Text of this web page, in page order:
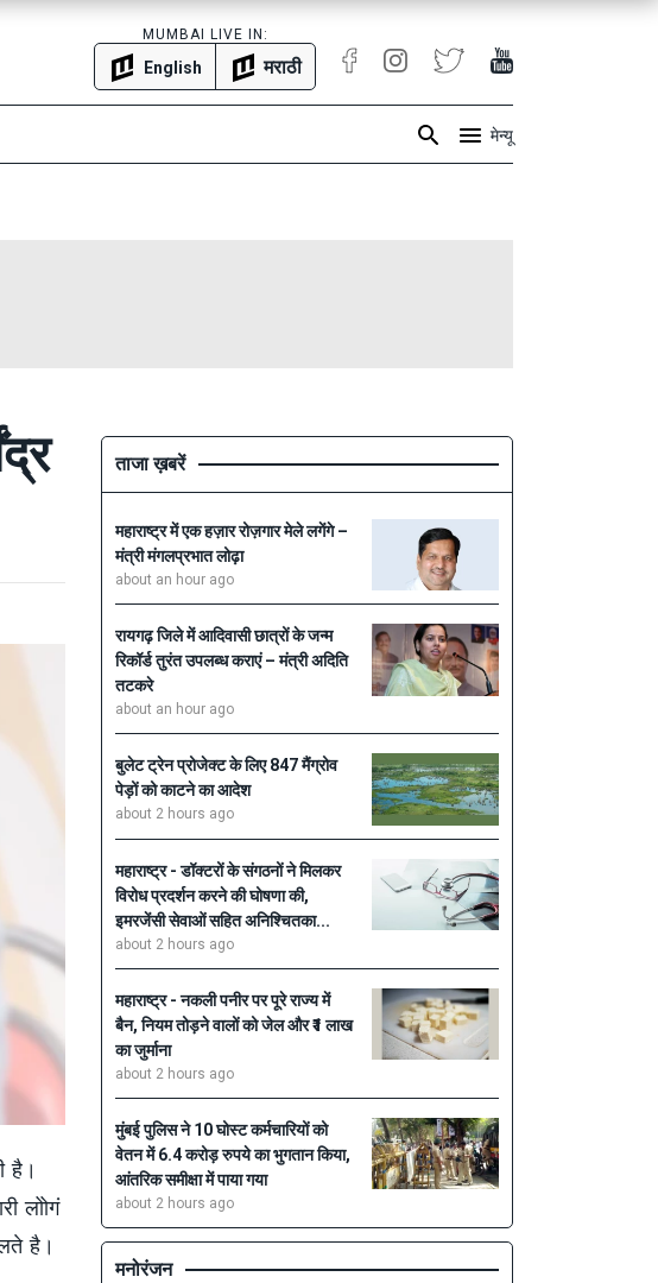
MUMBAI LIVE IN:
English मराठी
मेन्यू
है।
लोोगं
है।
ताजा ख़बरें
महाराष्ट्र में एक हज़ार रोज़गार मेले लगेंगे –
मंत्री मंगलप्रभात लोढ़ा
about an hour ago
रायगढ़ जिले में आदिवासी छात्रों के जन्म
रिकॉर्ड तुरंत उपलब्ध कराएं – मंत्री अदिति
तटकरे
about an hour ago
बुलेट ट्रेन प्रोजेक्ट के लिए 847 मैंग्रोव
पेड़ों को काटने का आदेश
about 2 hours ago
महाराष्ट्र - डॉक्टरों के संगठनों ने मिलकर
विरोध प्रदर्शन करने की घोषणा की,
इमरजेंसी सेवाओं सहित अनिश्चितका...
about 2 hours ago
महाराष्ट्र - नकली पनीर पर पूरे राज्य में
बैन, नियम तोड़ने वालों को जेल और ₹1 लाख
का जुर्माना
about 2 hours ago
मुंबई पुलिस ने 10 घोस्ट कर्मचारियों को
वेतन में 6.4 करोड़ रुपये का भुगतान किया,
आंतरिक समीक्षा में पाया गया
about 2 hours ago
मनोरंजन